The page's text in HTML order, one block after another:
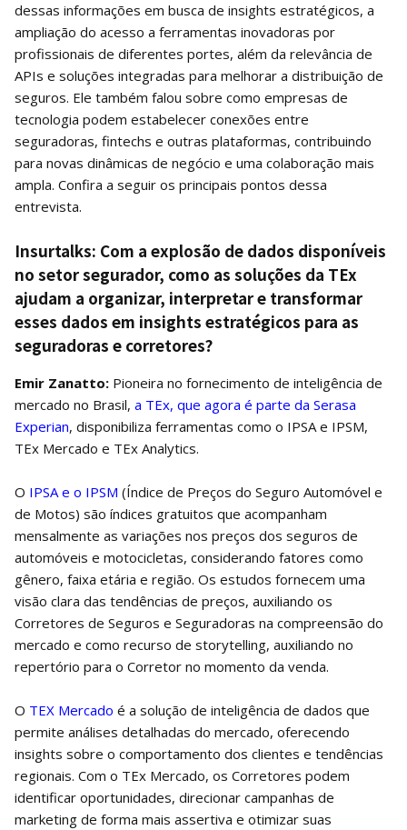
dessas informações em busca de insights estratégicos, a
ampliação do acesso a ferramentas inovadoras por
profissionais de diferentes portes, além da relevância de
APIs e soluções integradas para melhorar a distribuição de
seguros. Ele também falou sobre como empresas de
tecnologia podem estabelecer conexões entre
seguradoras, fintechs e outras plataformas, contribuindo
para novas dinâmicas de negócio e uma colaboração mais
ampla. Confira a seguir os principais pontos dessa
entrevista.
Insurtalks: Com a explosão de dados disponíveis
no setor segurador, como as soluções da TEx
ajudam a organizar, interpretar e transformar
esses dados em insights estratégicos para as
seguradoras e corretores?
Emir Zanatto: Pioneira no fornecimento de inteligência de
mercado no Brasil, a TEx, que agora é parte da Serasa
Experian, disponibiliza ferramentas como o IPSA e IPSM,
TEx Mercado e TEx Analytics.
O IPSA e o IPSM (Índice de Preços do Seguro Automóvel e
de Motos) são índices gratuitos que acompanham
mensalmente as variações nos preços dos seguros de
automóveis e motocicletas, considerando fatores como
gênero, faixa etária e região. Os estudos fornecem uma
visão clara das tendências de preços, auxiliando os
Corretores de Seguros e Seguradoras na compreensão do
mercado e como recurso de storytelling, auxiliando no
repertório para o Corretor no momento da venda.
O TEX Mercado é a solução de inteligência de dados que
permite análises detalhadas do mercado, oferecendo
insights sobre o comportamento dos clientes e tendências
regionais. Com o TEx Mercado, os Corretores podem
identificar oportunidades, direcionar campanhas de
marketing de forma mais assertiva e otimizar suas